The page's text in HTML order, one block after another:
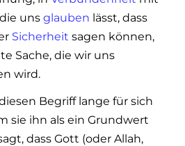
uns glauben lässt, dass
Sicherheit sagen können,
Sache, die wir uns
wird.
Begriff lange für sich
sie ihn als ein Grundwert
dass Gott (oder Allah,